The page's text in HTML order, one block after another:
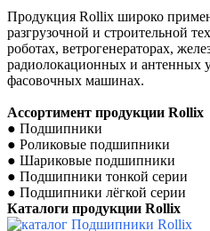
Продукция Rollix широко
разгрузочной и строительной
роботах, ветрогенераторах,
радиолокационных и антенных
фасовочных машинах.
Ассортимент продукции Rollix
● Подшипники
● Роликовые подшипники
● Шариковые подшипники
● Подшипники тонкой серии
● Подшипники лёгкой серии
Каталоги продукции Rollix